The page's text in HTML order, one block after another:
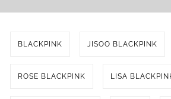
BLACKPINK JISOO BLACKPINK
ROSE BLACKPINK LISA